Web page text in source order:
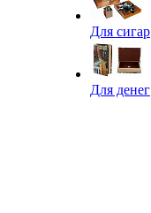
Для сигар
Для денег